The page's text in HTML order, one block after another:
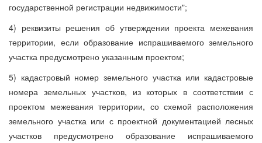
государственной регистрации недвижимости";
4) реквизиты решения об утверждении проекта межевания
территории, если образование испрашиваемого земельного
участка предусмотрено указанным проектом;
5) кадастровый номер земельного участка или кадастровые
номера земельных участков, из которых в соответствии с
проектом межевания территории, со схемой расположения
земельного участка или с проектной документацией лесных
участков предусмотрено образование испрашиваемого